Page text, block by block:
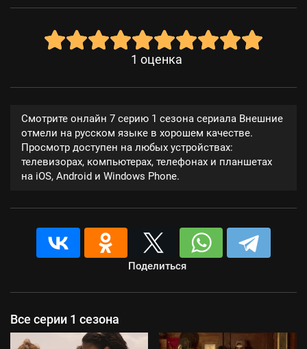
1 оценка
Смотрите онлайн 7 серию 1 сезона сериала Внешние
отмели на русском языке в хорошем качестве.
Просмотр доступен на любых устройствах:
телевизорах, компьютерах, телефонах и планшетах
на iOS, Android и Windows Phone.
Поделиться
Все серии 1 сезона